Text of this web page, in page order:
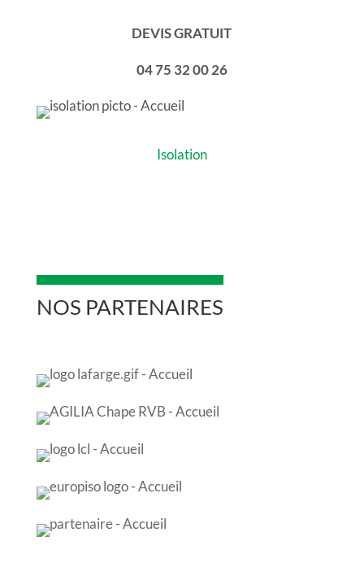
DEVIS GRATUIT
04 75 32 00 26
Isolation
NOS PARTENAIRES